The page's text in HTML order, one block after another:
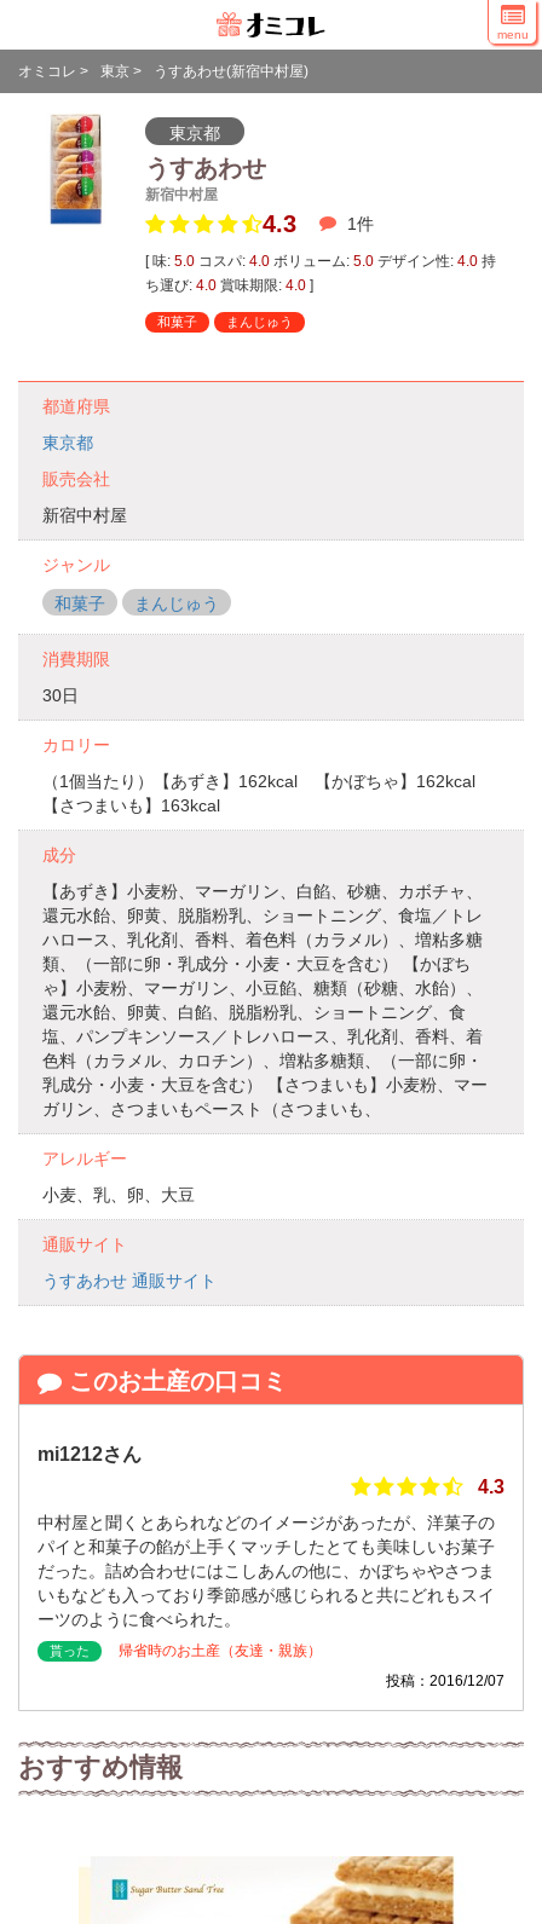
menu
オミコレ > 東京 > うすあわせ(新宿中村屋)
東京都
うすあわせ
新宿中村屋
4.3 1件
[ 味: 5.0コスパ: 4.0ボリューム: 5.0デザイン性: 4.0持
ち運び: 4.0賞味期限: 4.0]
和菓子 まんじゅう
都道府県
東京都
販売会社
新宿中村屋
ジャンル
和菓子
まんじゅう
消費期限
30日
カロリー
（1個当たり）【あずき】162kcal 【かぼちゃ】162kcal
【さつまいも】163kcal
成分
【あずき】小麦粉、マーガリン、白餡、砂糖、カボチャ、
還元水飴、卵黄、脱脂粉乳、ショートニング、食塩／トレ
ハロース、乳化剤、香料、着色料（カラメル）、増粘多糖
類、（一部に卵・乳成分・小麦・大豆を含む） 【かぼち
ゃ】小麦粉、マーガリン、小豆餡、糖類（砂糖、水飴）、
還元水飴、卵黄、白餡、脱脂粉乳、ショートニング、食
塩、パンプキンソース／トレハロース、乳化剤、香料、着
色料（カラメル、カロチン）、増粘多糖類、（一部に卵・
乳成分・小麦・大豆を含む） 【さつまいも】小麦粉、マー
ガリン、さつまいもペースト（さつまいも、
アレルギー
小麦、乳、卵、大豆
通販サイト
うすあわせ 通販サイト
このお土産の口コミ
mi1212さん
4.3
中村屋と聞くとあられなどのイメージがあったが、洋菓子の
パイと和菓子の餡が上手くマッチしたとても美味しいお菓子
だった。詰め合わせにはこしあんの他に、かぼちゃやさつま
いもなども入っており季節感が感じられると共にどれもスイ
ーツのように食べられた。
貰った
帰省時のお土産（友達・親族）
投稿：2016/12/07
おすすめ情報